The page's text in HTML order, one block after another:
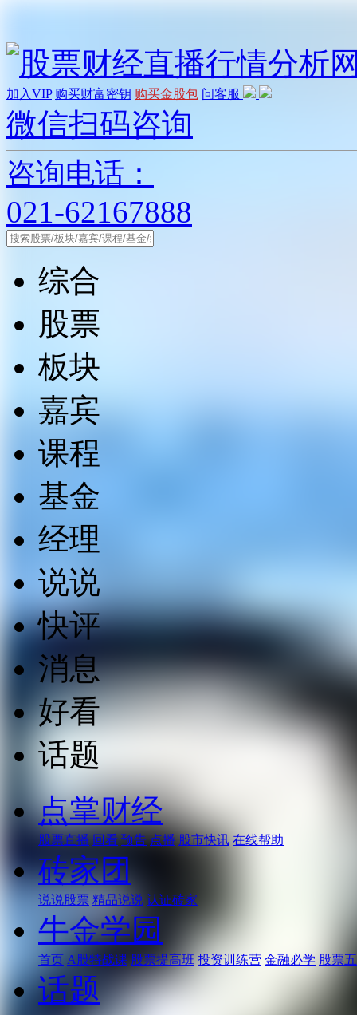
加入VIP 购买财富密钥 购买金股包 问客服
微信扫码咨询
咨询电话：
021-62167888
综合
股票
板块
嘉宾
课程
基金
经理
说说
快评
消息
好看
话题
点掌财经
股票直播 回看 预告 点播 股市快讯 在线帮助
砖家团
说说股票 精品说说 认证砖家
牛金学园
首页 A股特战课 股票提高班 投资训练营 金融必学 股票
话题